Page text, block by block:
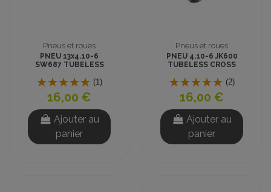
Pneus et roues
PNEU 13x4.10-6
SW687 TUBELESS
(1)
16,00 €
Ajouter au
panier
Pneus et roues
PNEU 4.10-6 JK600
TUBELESS CROSS
(2)
16,00 €
Ajouter au
panier